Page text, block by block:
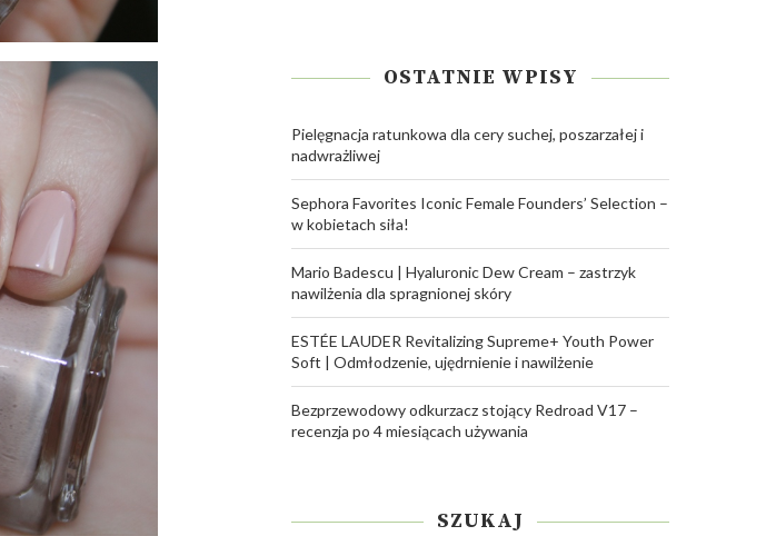
OSTATNIE WPISY
Pielęgnacja ratunkowa dla cery suchej, poszarzałej i
nadwrażliwej
Sephora Favorites Iconic Female Founders’ Selection –
w kobietach siła!
Mario Badescu | Hyaluronic Dew Cream – zastrzyk
nawilżenia dla spragnionej skóry
ESTÉE LAUDER Revitalizing Supreme+ Youth Power
Soft | Odmłodzenie, ujędrnienie i nawilżenie
Bezprzewodowy odkurzacz stojący Redroad V17 –
recenzja po 4 miesiącach używania
SZUKAJ